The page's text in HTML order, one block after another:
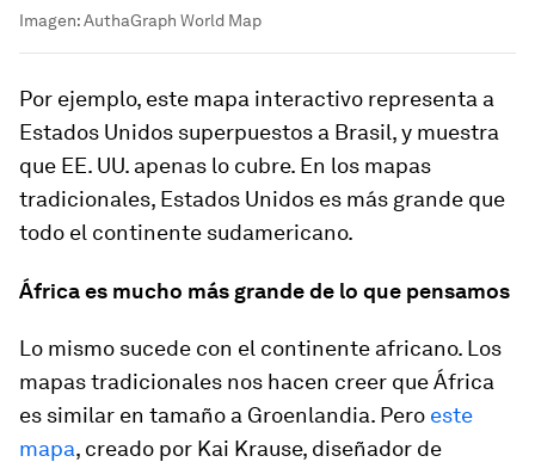
Imagen: AuthaGraph World Map
Por ejemplo, este mapa interactivo representa a
Estados Unidos superpuestos a Brasil, y muestra
que EE. UU. apenas lo cubre. En los mapas
tradicionales, Estados Unidos es más grande que
todo el continente sudamericano.
África es mucho más grande de lo que pensamos
Lo mismo sucede con el continente africano. Los
mapas tradicionales nos hacen creer que África
es similar en tamaño a Groenlandia. Pero este
mapa, creado por Kai Krause, diseñador de